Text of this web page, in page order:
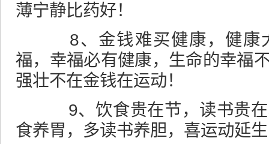
薄宁静比药好！
8、金钱难买健康，健康
福，幸福必有健康，生命的幸福
强壮不在金钱在运动！
9、饮食贵在节，读书贵在
食养胃，多读书养胆，喜运动延